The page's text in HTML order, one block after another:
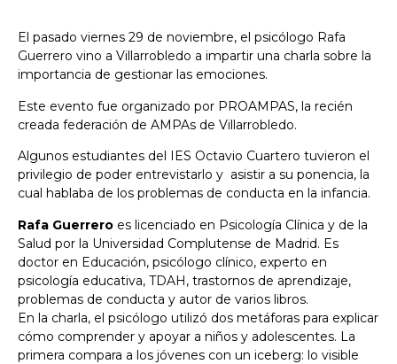
El pasado viernes 29 de noviembre, el psicólogo Rafa
Guerrero vino a Villarrobledo a impartir una charla sobre la
importancia de gestionar las emociones.
Este evento fue organizado por PROAMPAS, la recién
creada federación de AMPAs de Villarrobledo.
Algunos estudiantes del IES Octavio Cuartero tuvieron el
privilegio de poder entrevistarlo y asistir a su ponencia, la
cual hablaba de los problemas de conducta en la infancia.
Rafa Guerrero es licenciado en Psicología Clínica y de la
Salud por la Universidad Complutense de Madrid. Es
doctor en Educación, psicólogo clínico, experto en
psicología educativa, TDAH, trastornos de aprendizaje,
problemas de conducta y autor de varios libros.
En la charla, el psicólogo utilizó dos metáforas para explicar
cómo comprender y apoyar a niños y adolescentes. La
primera compara a los jóvenes con un iceberg: lo visible